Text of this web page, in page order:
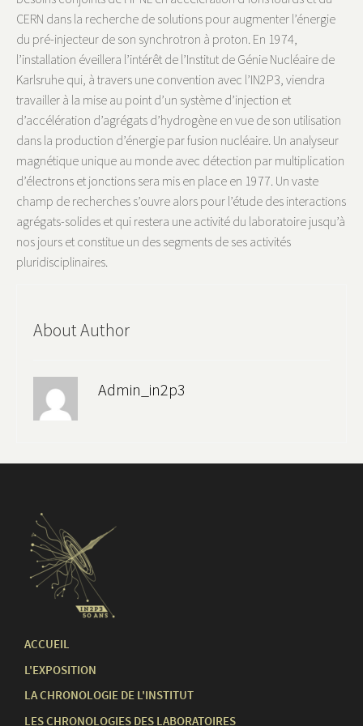
CERN dans la recherche de solutions pour augmenter l’énergie
du pré-injecteur de son synchrotron à proton. En 1974,
l’installation éveillera l’intérêt de l’Institut de Génie Nucléaire de
Karlsruhe qui, à travers une convention avec l’IN2P3, viendra
travailler à la mise au point d’un système d’injection et
d’accélération d’agrégats d’hydrogène en vue de son utilisation
dans la production d’énergie par fusion nucléaire. Un analyseur
magnétique unique au monde avec détection par multiplication
d’électrons et jonctions sera mis en place en 1977. Un vaste
champ de recherches s’ouvre alors pour l’étude des interactions
agrégats-solides et qui restera une activité du laboratoire jusqu’à
nos jours et constitue un des segments de ses activités
pluridisciplinaires.
About Author
Admin_in2p3
ACCUEIL
L'EXPOSITION
LA CHRONOLOGIE DE L'INSTITUT
LES CHRONOLOGIES DES LABORATOIRES